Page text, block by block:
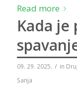
Read more
Kada je
09. 29. 2025. / in
Sanja